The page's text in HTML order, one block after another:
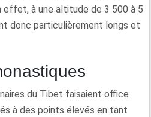
à une altitude de 3 500 à 5
donc particulièrement longs et
du Tibet faisaient office
à des points élevés en tant